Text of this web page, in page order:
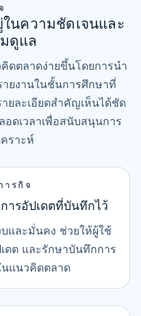
นความชัดเจนและ
ดูแล
ดตลาดง่ายขึ้นโดยการนำ
ยงานในชั้นการศึกษาที่
ยละเอียดสำคัญเห็นได้ชัด
อดเวลาเพื่อสนับสนุนการ
ราะห์
ารกิจ
ารอัปเดตที่บันทึกไว้
บและมั่นคง ช่วยให้ผู้ใช้
ต และรักษาบันทึกการ
นแนวคิดตลาด